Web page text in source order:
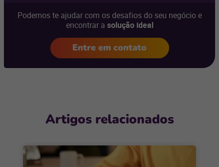
Podemos te ajudar com os desafios do seu negócio e
encontrar a solução ideal
Entre em contato
Artigos relacionados